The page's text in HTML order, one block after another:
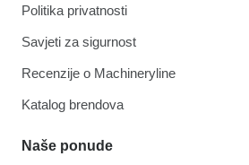
Politika privatnosti
Savjeti za sigurnost
Recenzije o Machineryline
Katalog brendova
Naše ponude